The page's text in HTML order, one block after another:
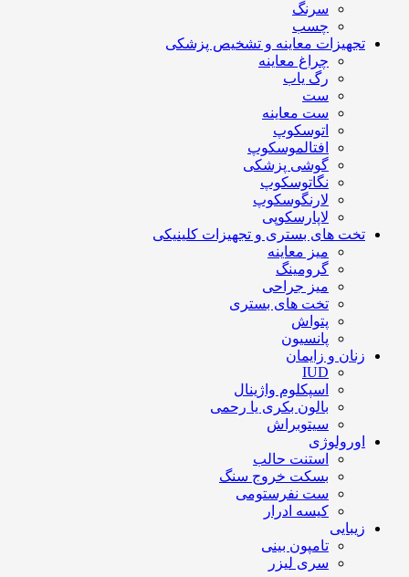
سرنگ
چسب
تجهیزات معاینه و تشخیص پزشکی
چراغ معاینه
رگ یاب
ست
ست معاینه
اتوسکوپ
افتالموسکوپ
گوشی پزشکی
نگاتوسکوپ
لارنگوسکوپ
لاپارسکوپی
تخت های بستری و تجهیزات کلینیکی
میز معاینه
گرومینگ
میز جراحی
تخت های بستری
پتواش
پانسیون
زنان و زایمان
IUD
اسپکلوم واژینال
بالون بکری یا رحمی
سیتوبراش
اورولوژی
استنت حالب
بسکت خروج سنگ
ست نفرستومی
کیسه ادرار
زیبایی
تامپون بینی
سری لیزر